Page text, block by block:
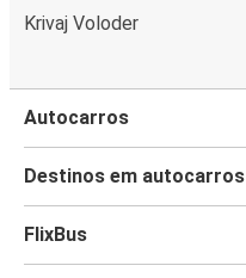
Krivaj Voloder
Autocarros
Destinos em autocarros
FlixBus